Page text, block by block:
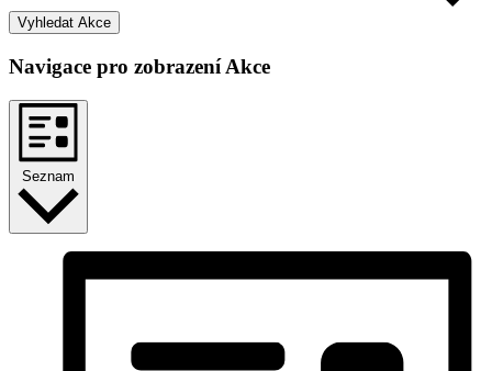
Vyhledat Akce
Navigace pro zobrazení Akce
Seznam